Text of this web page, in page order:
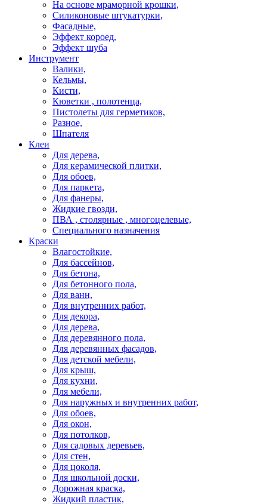
На основе мраморной крошки,
Силиконовые штукатурки,
Фасадные,
Эффект короед,
Эффект шуба
Инструмент
Валики,
Кельмы,
Кисти,
Кюветки , полотенца,
Пистолеты для герметиков,
Разное,
Шпателя
Клеи
Для дерева,
Для керамической плитки,
Для обоев,
Для паркета,
Для фанеры,
Жидкие гвозди,
ПВА , столярные , многоцелевые,
Специального назначения
Краски
Влагостойкие,
Для бассейнов,
Для бетона,
Для бетонного пола,
Для ванн,
Для внутренних работ,
Для декора,
Для дерева,
Для деревянного пола,
Для деревянных фасадов,
Для детской мебели,
Для крыш,
Для кухни,
Для мебели,
Для наружных и внутренних работ,
Для обоев,
Для окон,
Для потолков,
Для садовых деревьев,
Для стен,
Для цоколя,
Для школьной доски,
Дорожная краска,
Жидкий пластик,